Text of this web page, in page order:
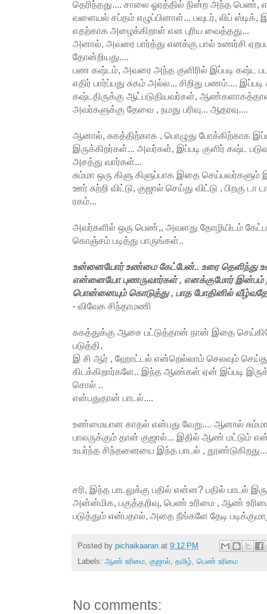
தெரிந்தது.... சாலை ஓரத்தில் நின்ற அந்த
வளையல் சப்தம் எழுப்பினாள்... பவுடர், லிப் ஸ்டிக்,
எதற்காக அழைக்கிறாள் என புரிய வைத்தது...
அனால், அவரை பார்த்து எனக்கு பால் உணர்சி
தோன்றியது....
பண கஷ்டம், அவரை அந்த குளிரில் இப்படி கஷ்ட
எதிர் பார்ப்பது சுகம் அல்ல... சிறிது பணம்....
கஷ்டதிருக்கு ஆட்படுதியவர்கள், ஆண்களாகத்தான்
அவர்களுக்கு தேவை , நமது பரிவு... ஆதரவு....
ஆனால், சுகத்திற்காக , பொழுது போக்கிற்காக
இருக்கிறர்கள்... அவர்கள், இப்படி குளிர் கஷ்ட
அசத்து வார்கள்...
சும்மா ஒரு கிளு கிளுப்பாக இதை செய்பவர்களும்
ஊர் சுற்றி விட்டு, குஜால் செய்து விட்டு , பிறகு
ரகம்...
அவர்களில் ஒரு பெண்,, அவளது தோழியிடம்
கொஞ்சம் படித்து பாருங்கள்..
உன்னையோர் உண்மை கேட்பேன்.. உரை தெளிந்து
என்னையோ புணருவார்கள் , எனக்குமோர் இன்பம்
பொன்னையும் கொடுத்து , பாத போதினில்
- விவேக சிந்தாமணி
சுகத்துக்கு ஆசை பட்டுத்தான் நான் இதை
படுத்தி,
இ சி ஆர் , ஹோட்டல் என்றெல்லாம் செலவும் செய்து,
கிடக்கிறார்களே.. இந்த ஆண்கள் ஏன் இப்படி
சொல் ..
என்பதுதான் பாடல்....
உண்மையான காதல் என்பது வேறு.... ஆனால் சும்மா
பாலருக்கும் தான் குஜால்... இதில் ஆண் மட்டும்
உயர்ந்த சிந்தனையை இந்த பாடல் ,
சரி, இந்த பாடலுக்கு பதில் என்ன? பதில் பாடல்
அன்ன்மிக, பகுத்தறிவு, பெண் உரிமை , ஆண்
படுத்தும் என்பதால், அதை நீங்களே தேடி
Posted by pichaikaaran at 9:12 PM
Labels: ஆண் உரிமை, குஜால், தமிழ், பெண் உரிமை
No comments: